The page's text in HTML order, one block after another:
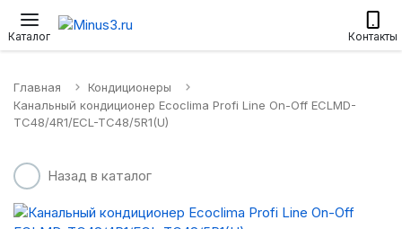
Каталог Контакты
Настенные сплит-системы
Главная
Кондиционеры
Канальный кондиционер Ecoclima Profi Line On-Off ECLMD-
TC48/4R1/ECL-TC48/5R1(U)
Назад в каталог